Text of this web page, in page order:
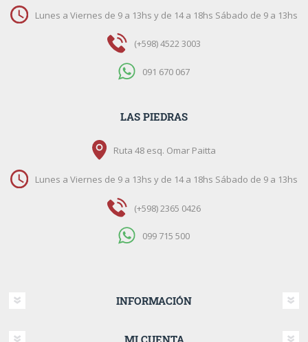
Lunes a Viernes de 9 a 13hs y de 14 a 18hs Sábado de 9 a 13hs
(+598) 4522 3003
091 670 067
LAS PIEDRAS
Ruta 48 esq. Omar Paitta
Lunes a Viernes de 9 a 13hs y de 14 a 18hs Sábado de 9 a 13hs
(+598) 2365 0426
099 715 500
INFORMACIÓN